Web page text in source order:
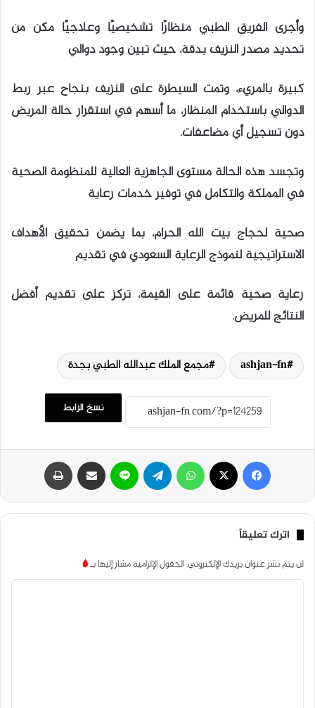
وأجرى الفريق الطبي منظارًا تشخيصيًا وعلاجيًا مكن من
تحديد مصدر النزيف بدقة، حيث تبين وجود دوالي
كبيرة بالمريء، وتمت السيطرة على النزيف بنجاح عبر ربط
الدوالي باستخدام المنظار، ما أسهم في استقرار حالة المريض
دون تسجيل أي مضاعفات.
وتجسد هذه الحالة مستوى الجاهزية العالية للمنظومة الصحية
في المملكة والتكامل في توفير خدمات رعاية
صحية لحجاج بيت الله الحرام، بما يضمن تحقيق الأهداف
الاستراتيجية لنموذج الرعاية السعودي في تقديم
رعاية صحية قائمة على القيمة، تركز على تقديم أفضل
النتائج للمريض.
ashjan-fn مجمع الملك عبدالله الطبي بجدة
نسخ الرابط
اترك تعليقاً
لن يتم نشر عنوان بريدك الإلكتروني.الحقول الإلزامية مشار إليها بـ*